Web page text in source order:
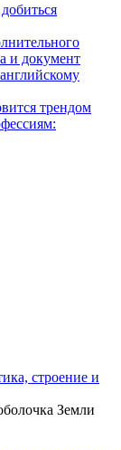
и документ
трендом
строение и
Земли